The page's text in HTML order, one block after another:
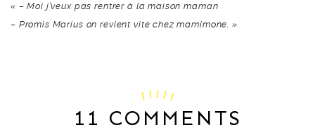
« – Moi j’veux pas rentrer à la maison maman
– Promis Marius on revient vite chez mamimone. »
11 COMMENTS